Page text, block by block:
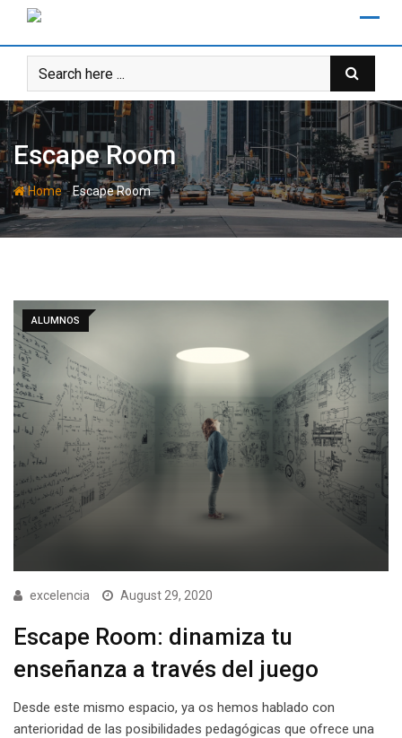
content
Escape Room
Home-Escape Room
ALUMNOS
excelencia August 29, 2020
Escape Room: dinamiza tu
enseñanza a través del juego
Desde este mismo espacio, ya os hemos hablado con
anterioridad de las posibilidades pedagógicas que ofrece una